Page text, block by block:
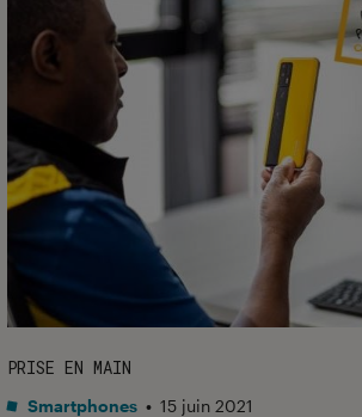
PRISE EN MAIN
Smartphones • 15 juin 2021